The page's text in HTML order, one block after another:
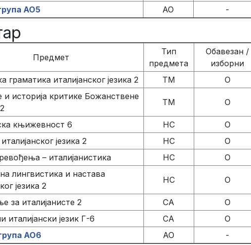
АО5
АО -
Предмет
Тип
предмета
Обавезан /
изборни
граматика италијанског језика 2 ТМ О
историја критике Божанствене
ТМ О
књижевност 6 НС О
језика 2 НС О
– италијанистика НС О
лингвистика и настава
језика 2
НС О
за италијанисте 2 СА О
италијански језик Г-6 СА О
АО6
АО -